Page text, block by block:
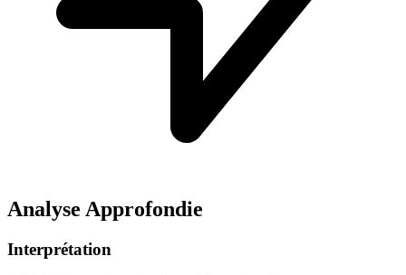
Analyse Approfondie
Interprétation